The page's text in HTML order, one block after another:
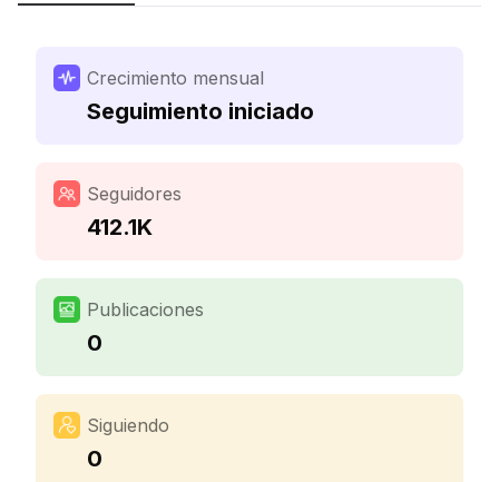
Crecimiento mensual
Seguimiento iniciado
Seguidores
412.1K
Publicaciones
0
Siguiendo
0